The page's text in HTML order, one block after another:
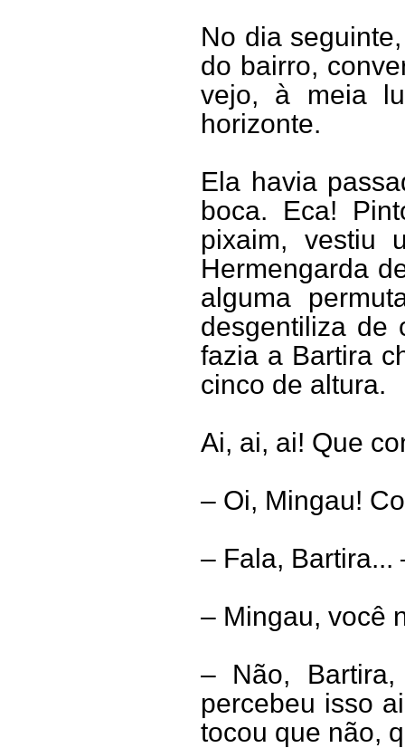
No dia
do bairro,
vejo, à meia
horizonte.
Ela havia
boca. Eca!
pixaim, vestiu
Hermengarda
alguma
desgentiliza de
fazia a Bartira
cinco de altura.
Ai, ai, ai! Que
– Oi, Mingau!
– Fala, Bartira...
– Mingau, você
– Não,
percebeu isso
tocou que não,